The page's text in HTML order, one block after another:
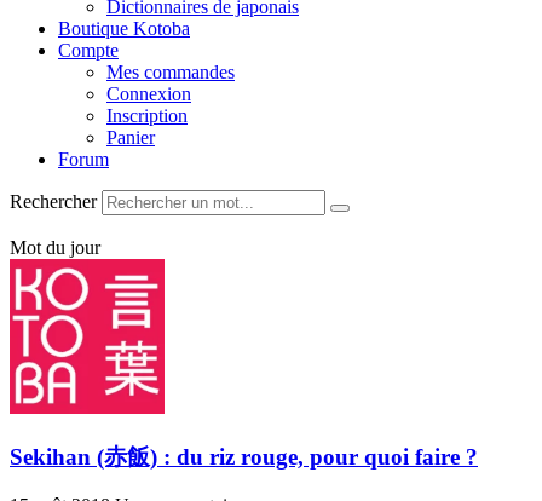
Dictionnaires de japonais
Boutique Kotoba
Compte
Mes commandes
Connexion
Inscription
Panier
Forum
Rechercher
Mot du jour
Sekihan (赤飯) : du riz rouge, pour quoi faire ?